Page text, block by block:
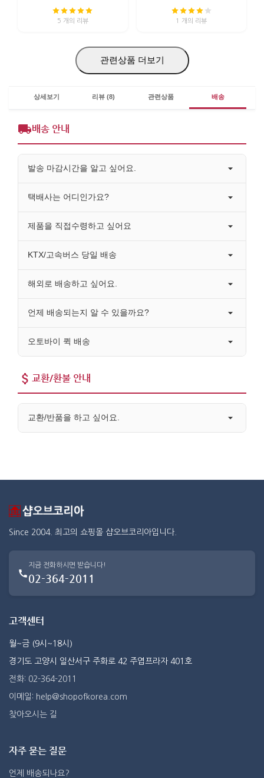
5 개의 리뷰 1 개의 리뷰
관련상품 더보기
상세보기 리뷰 (8) 관련상품 배송
배송 안내
발송 마감시간을 알고 싶어요.
택배사는 어디인가요?
제품을 직접수령하고 싶어요
KTX/고속버스 당일 배송
해외로 배송하고 싶어요.
언제 배송되는지 알 수 있을까요?
오토바이 퀵 배송
교환/환불 안내
교환/반품을 하고 싶어요.
Since 2004. 최고의 쇼핑몰 샵오브코리아입니다.
지금 전화하시면 받습니다!
02-364-2011
고객센터
월~금 (9시~18시)
경기도 고양시 일산서구 주화로 42 주엽프라자 401호
전화: 02-364-2011
이메일: help@shopofkorea.com
찾아오시는 길
자주 묻는 질문
언제 배송되나요?